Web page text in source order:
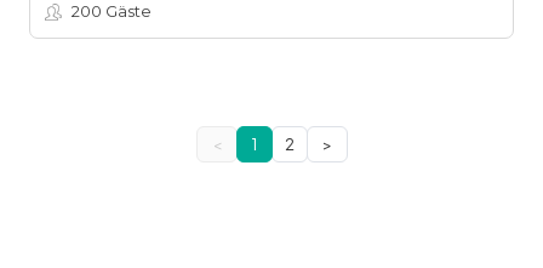
200 Gäste
< 1 2 >